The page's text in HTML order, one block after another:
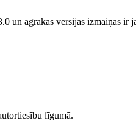
un agrākās versijās izmaiņas ir
līgumā.